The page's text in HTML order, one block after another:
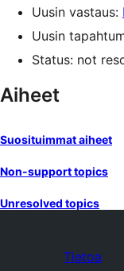
Uusin vastaus:
Uusin
Status: not
Aiheet
Suosituimmat aiheet
Non-support topics
Unresolved topics
Tietoa